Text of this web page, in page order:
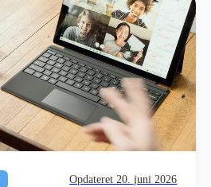
Opdateret 20. juni 2026